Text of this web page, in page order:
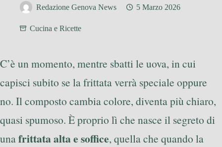
Redazione Genova News 5 Marzo 2026
Cucina e Ricette
C’è un momento, mentre sbatti le uova, in cui
capisci subito se la frittata verrà speciale oppure
no. Il composto cambia colore, diventa più chiaro,
quasi spumoso. È proprio lì che nasce il segreto di
unafrittata alta e soffice, quella che quando la